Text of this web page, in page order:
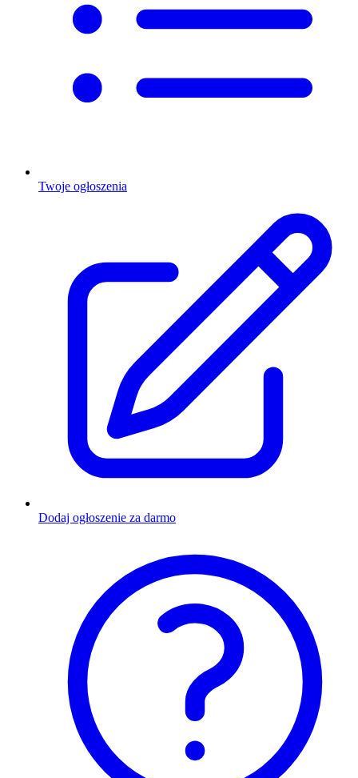
Twoje ogłoszenia
Dodaj ogłoszenie za darmo